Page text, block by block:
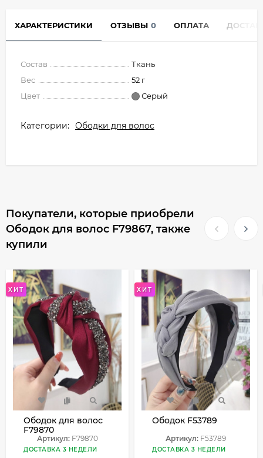
ХАРАКТЕРИСТИКИ ОТЗЫВЫ 0 ОПЛАТА
Состав
Ткань
Вес
52 г
Цвет
Серый
Категории: Ободки для волос
Покупатели, которые приобрели
Ободок для волос F79867, также
купили
ХИТ
Ободок для волос
F79870
Артикул:F79870
ДОСТАВКА 3 НЕДЕЛИ
ХИТ
Ободок F53789
Артикул: F53789
ДОСТАВКА 3 НЕДЕЛИ